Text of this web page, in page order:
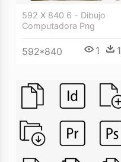
592 X 840 6 - Dibujo
Computadora Png
592*840 1 1